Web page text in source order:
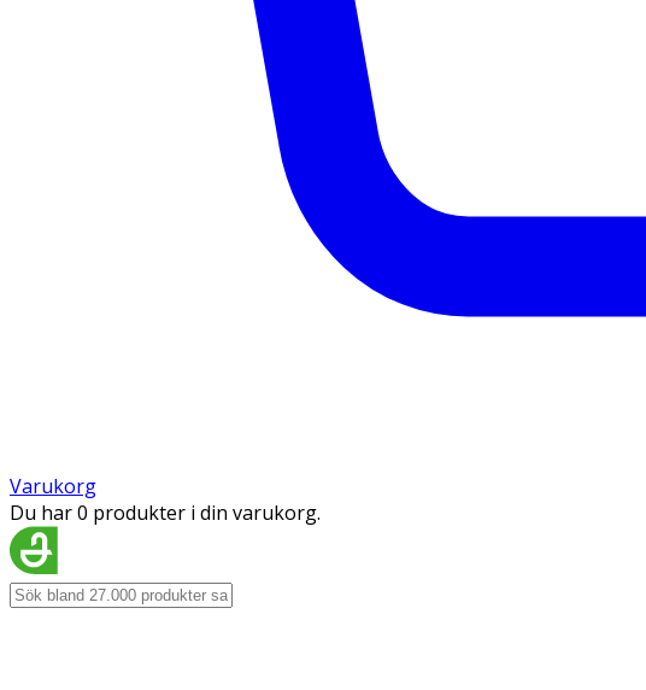
Varukorg
Du har 0 produkter i din varukorg.